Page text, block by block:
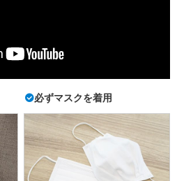
必ずマスクを着用